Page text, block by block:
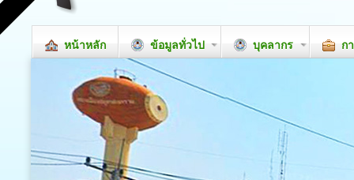
หน้าหลัก ข้อมูลทั่วไป บุคลากร ก